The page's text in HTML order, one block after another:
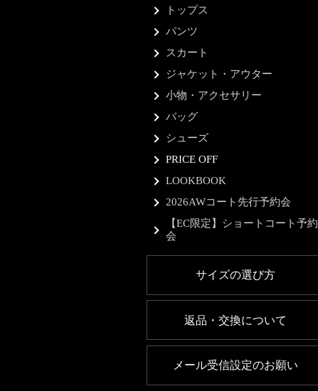
トップス
パンツ
スカート
ジャケット・アウター
小物・アクセサリー
バッグ
シューズ
PRICE OFF
LOOKBOOK
2026AWコート先行予約会
【EC限定】ショートコート予約
会
サイズの選び方
返品・交換について
メール受信設定のお願い